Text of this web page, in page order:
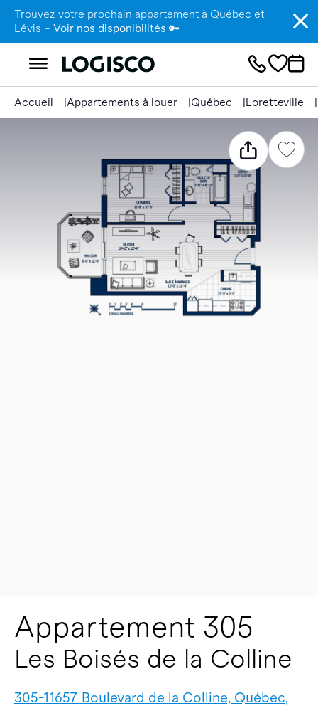
Trouvez votre prochain appartement à Québec et
Lévis – Voir nos disponibilités 🔑
Accueil Appartements à louer Québec Loretteville
Appartement 305
Les Boisés de la Colline
305-11657 Boulevard de la Colline, Québec,